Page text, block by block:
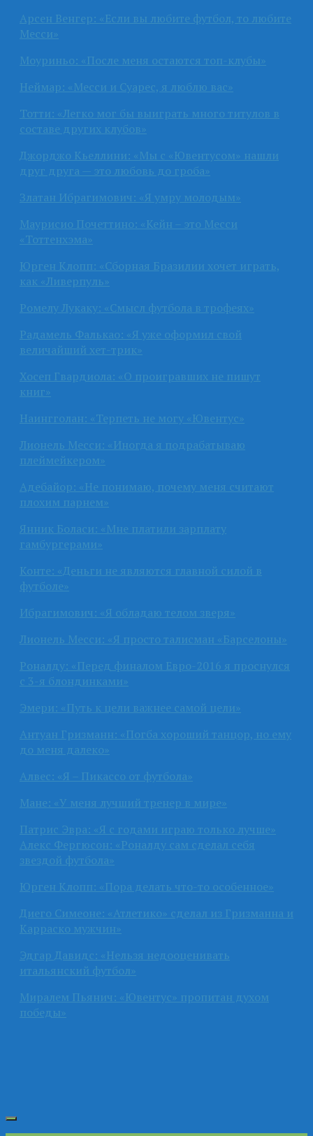
Арсен Венгер: «Если вы любите футбол, то любите
Месси»
Моуриньо: «После меня остаются топ-клубы»
Неймар: «Месси и Суарес, я люблю вас»
Тотти: «Легко мог бы выиграть много титулов в
составе других клубов»
Джорджо Кьеллини: «Мы с «Ювентусом» нашли
друг друга — это любовь до гроба»
Златан Ибрагимович: «Я умру молодым»
Маурисио Почеттино: «Кейн – это Месси
«Тоттенхэма»
Юрген Клопп: «Сборная Бразилии хочет играть,
как «Ливерпуль»
Ромелу Лукаку: «Смысл футбола в трофеях»
Радамель Фалькао: «Я уже оформил свой
величайший хет-трик»
Хосеп Гвардиола: «О проигравших не пишут
книг»
Наингголан: «Терпеть не могу «Ювентус»
Лионель Месси: «Иногда я подрабатываю
плеймейкером»
Адебайор: «Не понимаю, почему меня считают
плохим парнем»
Янник Боласи: «Мне платили зарплату
гамбургерами»
Конте: «Деньги не являются главной силой в
футболе»
Ибрагимович: «Я обладаю телом зверя»
Лионель Месси: «Я просто талисман «Барселоны»
Роналду: «Перед финалом Евро-2016 я проснулся
с 3-я блондинками»
Эмери: «Путь к цели важнее самой цели»
Антуан Гризманн: «Погба хороший танцор, но ему
до меня далеко»
Алвес: «Я – Пикассо от футбола»
Мане: «У меня лучший тренер в мире»
Патрис Эвра: «Я с годами играю только лучше»
Алекс Фергюсон: «Роналду сам сделал себя
звездой футбола»
Юрген Клопп: «Пора делать что-то особенное»
Диего Симеоне: «Атлетико» сделал из Гризманна и
Карраско мужчин»
Эдгар Давидс: «Нельзя недооценивать
итальянский футбол»
Миралем Пьянич: «Ювентус» пропитан духом
победы»